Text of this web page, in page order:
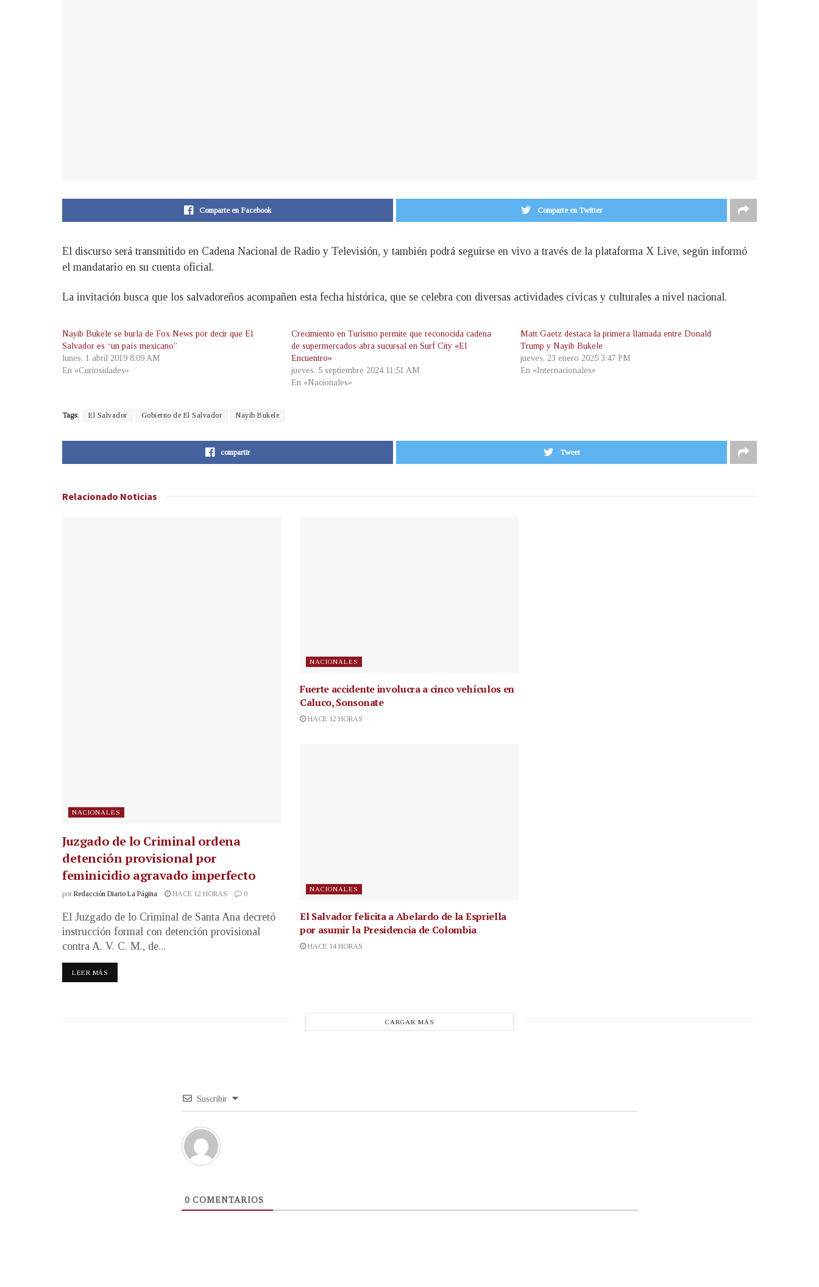
Comparte en Facebook Comparte en Twitter
El discurso será transmitido en Cadena Nacional de Radio y Televisión, y también podrá seguirse en vivo a través de la plataforma X Live, según informó
el mandatario en su cuenta oficial.
La invitación busca que los salvadoreños acompañen esta fecha histórica, que se celebra con diversas actividades cívicas y culturales a nivel nacional.
Nayib Bukele se burla de Fox News por decir que El
Salvador es “un país mexicano”
lunes, 1 abril 2019 8:09 AM
En «Curiosidades»
Crecimiento en Turismo permite que reconocida cadena
de supermercados abra sucursal en Surf City «El
Encuentro»
jueves, 5 septiembre 2024 11:51 AM
En «Nacionales»
Matt Gaetz destaca la primera llamada entre Donald
Trump y Nayib Bukele
jueves, 23 enero 2025 3:47 PM
En «Internacionales»
Tags: El Salvador Gobierno de El Salvador Nayib Bukele
compartir Tweet
Relacionado Noticias
NACIONALES
Juzgado de lo Criminal ordena
detención provisional por
feminicidio agravado imperfecto
por Redacción Diario La Página HACE 12 HORAS 0
El Juzgado de lo Criminal de Santa Ana decretó
instrucción formal con detención provisional
contra A. V. C. M., de...
LEER MÁS
NACIONALES
Fuerte accidente involucra a cinco vehículos en
Caluco, Sonsonate
HACE 12 HORAS
NACIONALES
El Salvador felicita a Abelardo de la Espriella
por asumir la Presidencia de Colombia
HACE 14 HORAS
CARGAR MÁS
Suscribir
0 COMENTARIOS